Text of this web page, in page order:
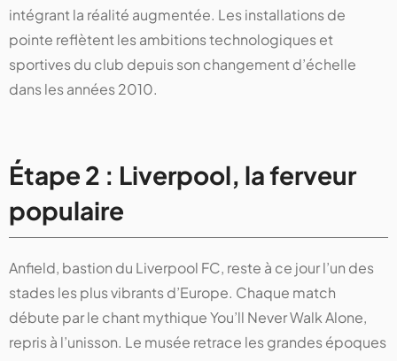
intégrant la réalité augmentée. Les installations de
pointe reflètent les ambitions technologiques et
sportives du club depuis son changement d’échelle
dans les années 2010.
Étape 2 : Liverpool, la ferveur
populaire
Anfield, bastion du Liverpool FC, reste à ce jour l’un des
stades les plus vibrants d’Europe. Chaque match
débute par le chant mythique You’ll Never Walk Alone,
repris à l’unisson. Le musée retrace les grandes époques